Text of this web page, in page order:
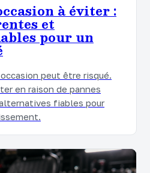
à éviter :
et
pour un
peut être risqué.
en raison de pannes
fiables pour